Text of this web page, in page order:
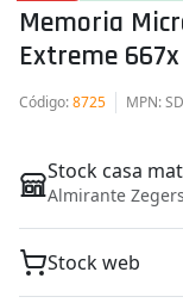
Memoria
Extreme
Código:8725 MPN:
Stock casa
Almirante
Stock web